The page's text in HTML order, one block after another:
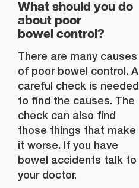
What should you do
about poor
bowel control?
There are many causes
of poor bowel control. A
careful check is needed
to find the causes. The
check can also find
those things that make
it worse. If you have
bowel accidents talk to
your doctor.